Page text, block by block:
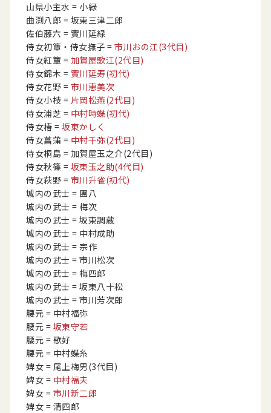
山県小主水 = 小緑
曲渕八郎 = 坂東三津二郎
佐伯藤六 = 實川延緑
侍女初簟・侍女撫子 = 市川おの江(3代目)
侍女紅簟 = 加賀屋歌江(2代目)
侍女錦木 = 實川延寿(初代)
侍女花野 = 市川恵美次
侍女小枝 = 片岡松燕(2代目)
侍女浦芝 = 中村時蝶(初代)
侍女椿 = 坂東かしく
侍女菖蒲 = 中村千弥(2代目)
侍女桐島 = 加賀屋玉之介(2代目)
侍女秋篠 = 坂東玉之助(4代目)
侍女萩野 = 市川升雀(初代)
城内の武士 = 團八
城内の武士 = 梅次
城内の武士 = 坂東調蔵
城内の武士 = 中村成助
城内の武士 = 宗作
城内の武士 = 市川松次
城内の武士 = 梅四郎
城内の武士 = 坂東八十松
城内の武士 = 市川芳次郎
腰元 = 中村福弥
腰元 = 坂東守若
腰元 = 歌好
腰元 = 中村蝶糸
婢女 = 尾上梅男(3代目)
婢女 = 中村福夫
婢女 = 市川新二郎
婢女 = 清四郎